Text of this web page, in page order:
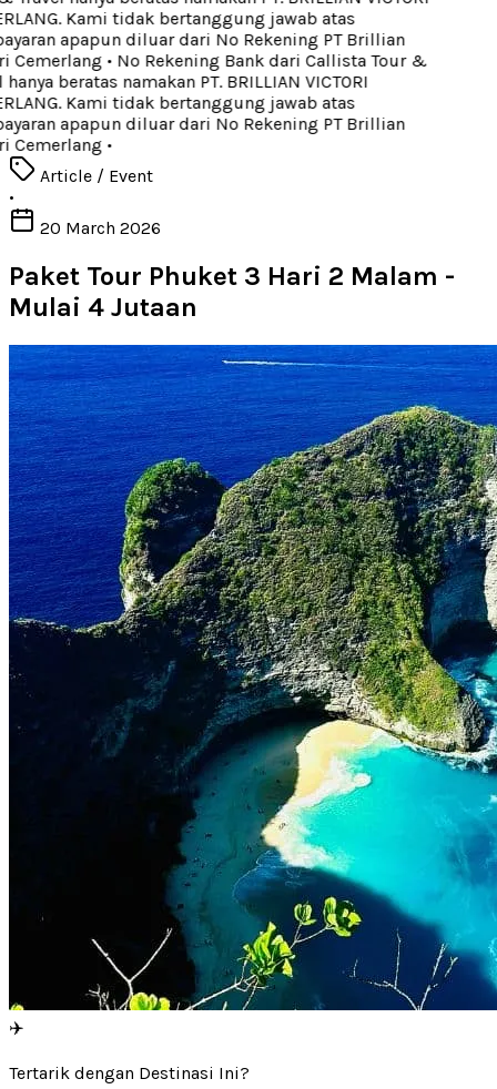
Kami tidak bertanggung jawab atas
apapun diluar dari No Rekening PT Brillian
• No Rekening Bank dari Callista Tour &
beratas namakan PT. BRILLIAN VICTORI
Kami tidak bertanggung jawab atas
apapun diluar dari No Rekening PT Brillian
•
Article / Event
•
20 March 2026
Paket Tour Phuket 3 Hari 2 Malam -
Mulai 4 Jutaan
✈️
Tertarik dengan Destinasi Ini?